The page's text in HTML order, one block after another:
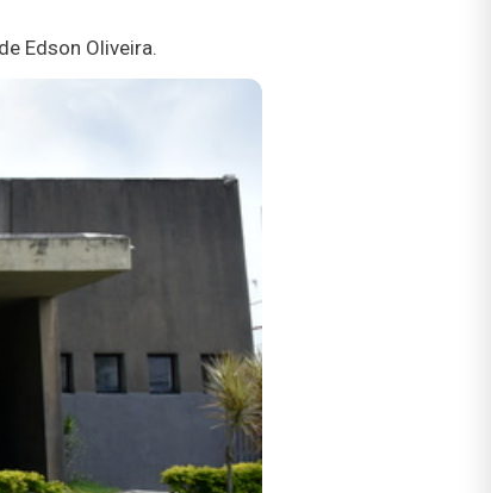
Edson Oliveira.